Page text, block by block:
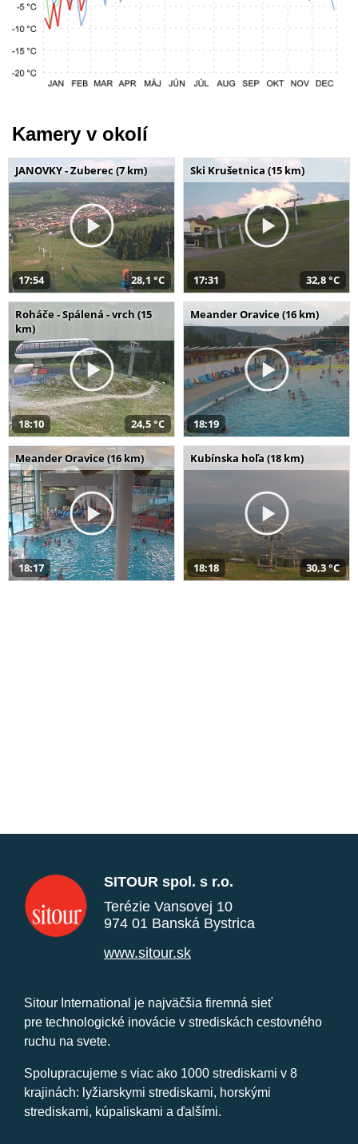
Kamery v okolí
JANOVKY - Zuberec (7 km)
17:54 28,1 °C
Ski Krušetnica (15 km)
17:31 32,8 °C
Roháče - Spálená - vrch (15
km)
18:10 24,5 °C
Meander Oravice (16 km)
18:19
Meander Oravice (16 km)
18:17
Kubínska hoľa (18 km)
18:18 30,3 °C
SITOUR spol. s r.o.
Terézie Vansovej 10
974 01 Banská Bystrica
www.sitour.sk
Sitour International je najväčšia firemná sieť
pre technologické inovácie v strediskách cestovného
ruchu na svete.
Spolupracujeme s viac ako 1000 strediskami v 8
krajinách: lyžiarskymi strediskami, horskými
strediskami, kúpaliskami a ďalšími.